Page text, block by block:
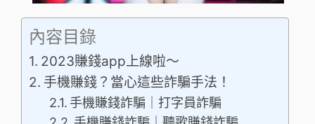
內容目錄
2023賺錢app上線啦～
手機賺錢？當心這些詐騙手法！
手機賺錢詐騙｜打字員詐騙